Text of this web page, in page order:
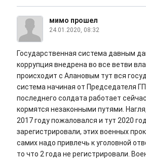
мимо прошел
24.01.2020, 08:32
Государственная система давным
коррупция внедрена во все ветви
происходит с Алановым тут вся
система начиная от Председателя
последнего солдата работает
кормятся незаконными путями.
2017 году пожаловался и тут 2020
зарегистрировали, этих военных
самих надо привлечь к уголовной
то что 2 года не регистрировали.